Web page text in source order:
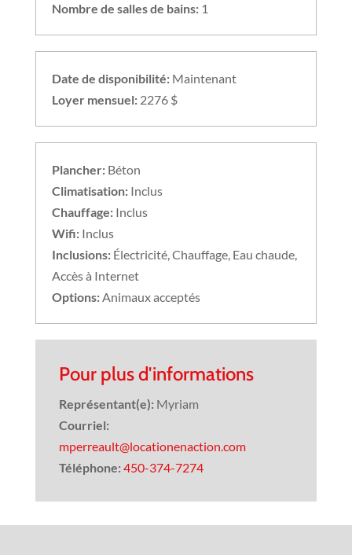
Nombre de salles de bains:1
Date de disponibilité:Maintenant
Loyer mensuel:2276 $
Plancher:Béton
Climatisation:Inclus
Chauffage:Inclus
Wifi:Inclus
Inclusions:Électricité, Chauffage, Eau chaude,
Accès à Internet
Options:Animaux acceptés
Pour plus d'informations
Représentant(e): Myriam
Courriel:
mperreault@locationenaction.com
Téléphone: 450-374-7274